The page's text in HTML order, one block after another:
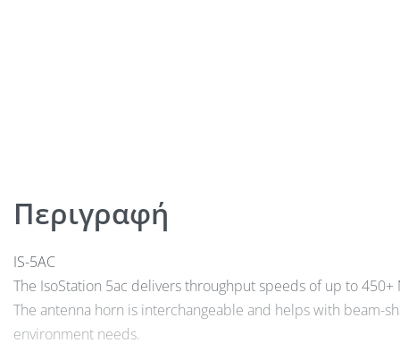
Περιγραφή
IS-5AC
The IsoStation 5ac delivers throughput speeds of up to 450+
The antenna horn is interchangeable and helps with beam-
environment needs.